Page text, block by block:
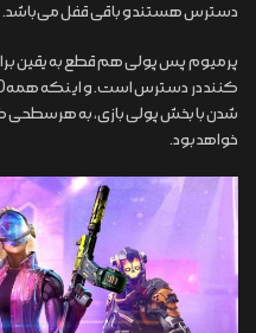
دسترس هستند و باقی قفل می‌باشد.
پرمیوم پس پولی هم قطع به یقین
شدن با بخش پولی بازی، به هرسطحی
خواهد بود.